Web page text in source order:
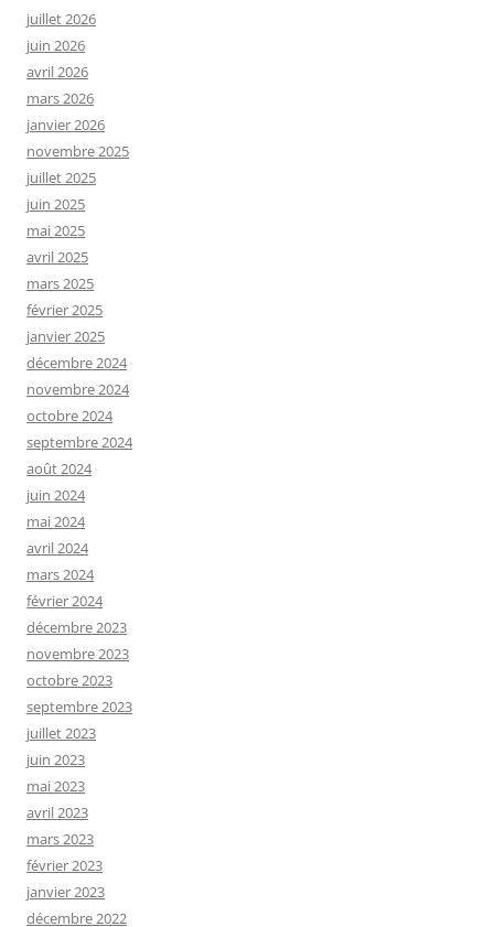
juillet 2026
juin 2026
avril 2026
mars 2026
janvier 2026
novembre 2025
juillet 2025
juin 2025
mai 2025
avril 2025
mars 2025
février 2025
janvier 2025
décembre 2024
novembre 2024
octobre 2024
septembre 2024
août 2024
juin 2024
mai 2024
avril 2024
mars 2024
février 2024
décembre 2023
novembre 2023
octobre 2023
septembre 2023
juillet 2023
juin 2023
mai 2023
avril 2023
mars 2023
février 2023
janvier 2023
décembre 2022